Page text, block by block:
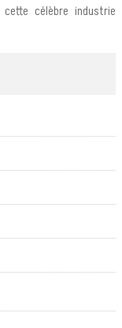
célèbre industrie